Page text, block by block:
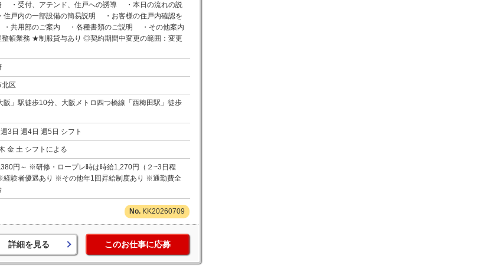
・受付、アテンド、住戸への誘導 ・本日の流れの説
戸内の一部設備の簡易説明 ・お客様の住戸内確認を
共用部のご案内 ・各種書類のご説明 ・その他案内
整頓業務 ★制服貸与あり ◎契約期間中変更の範囲：変更
北区
阪」駅徒歩10分、大阪メトロ四つ橋線「西梅田駅」徒歩
3日 週4日 週5日 シフト
金 土 シフトによる
円～ ※研修・ロープレ時は時給1,270円（２~3日程
経験者優遇あり ※その他年1回昇給制度あり ※通勤費全
KK20260709
詳細を見る このお仕事に応募